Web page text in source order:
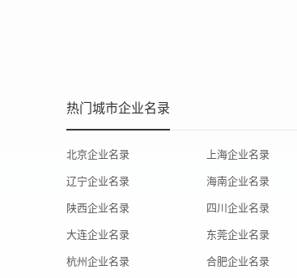
热门城市企业名录
北京企业名录 上海企业名录
辽宁企业名录 海南企业名录
陕西企业名录 四川企业名录
大连企业名录 东莞企业名录
杭州企业名录 合肥企业名录